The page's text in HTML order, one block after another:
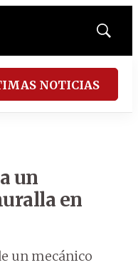
Mostrar
NOTICIAS
un
en
un mecánico